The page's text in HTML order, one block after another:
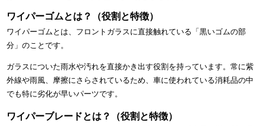
ワイパーゴムとは？（役割と特徴）
ワイパーゴムとは、フロントガラスに直接触れている「黒いゴムの部
分」のことです。
ガラスについた雨水や汚れを直接かき出す役割を持っています。常に紫
外線や雨風、摩擦にさらされているため、車に使われている消耗品の中
でも特に劣化が早いパーツです。
ワイパーブレードとは？（役割と特徴）